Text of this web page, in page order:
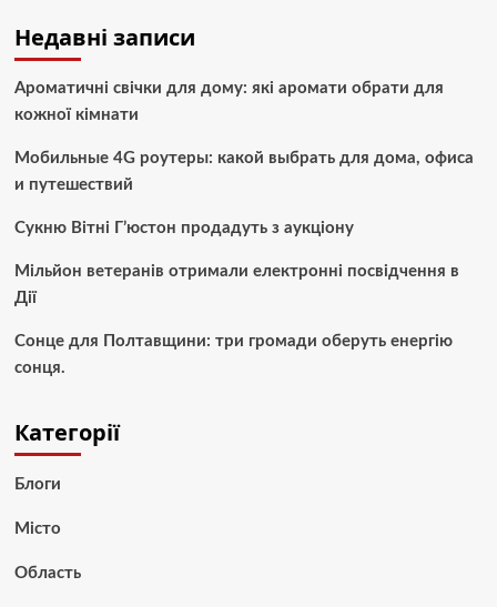
Недавні записи
Ароматичні свічки для дому: які аромати обрати для
кожної кімнати
Мобильные 4G роутеры: какой выбрать для дома, офиса
и путешествий
Сукню Вітні Г’юстон продадуть з аукціону
Мільйон ветеранів отримали електронні посвідчення в
Дії
Сонце для Полтавщини: три громади оберуть енергію
сонця.
Категорії
Блоги
Місто
Область